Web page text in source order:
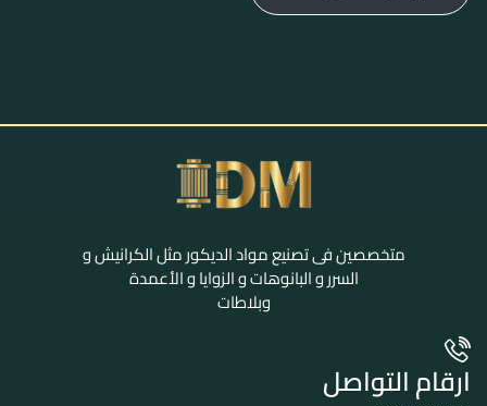
متخصصين فى تصنيع مواد الديكور مثل الكرانيش و
السرر و البانوهات و الزوايا و الأعمدة
وبلاطات
ارقام التواصل